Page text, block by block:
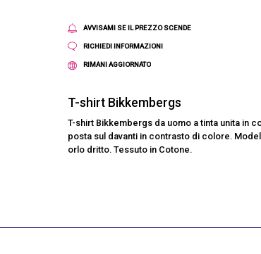
AVVISAMI SE IL PREZZO SCENDE
RICHIEDI INFORMAZIONI
RIMANI AGGIORNATO
T-shirt Bikkembergs
T-shirt Bikkembergs da uomo a tinta unita in
posta sul davanti in contrasto di colore.
orlo dritto. Tessuto in Cotone.